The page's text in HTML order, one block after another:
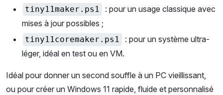
tiny11maker.ps1
: pour un usage classique avec
mises à jour possibles ;
tiny11coremaker.ps1
: pour un système ultra-
léger, idéal en test ou en VM.
Idéal pour donner un second souffle à un PC vieillissant,
ou pour créer un Windows 11 rapide, fluide et personnalisé